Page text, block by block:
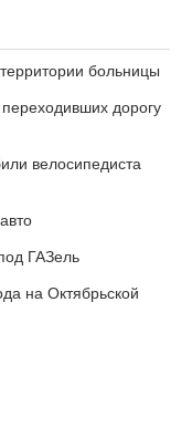
больницы
дорогу
велосипедиста
ГАЗель
на Октябрьской